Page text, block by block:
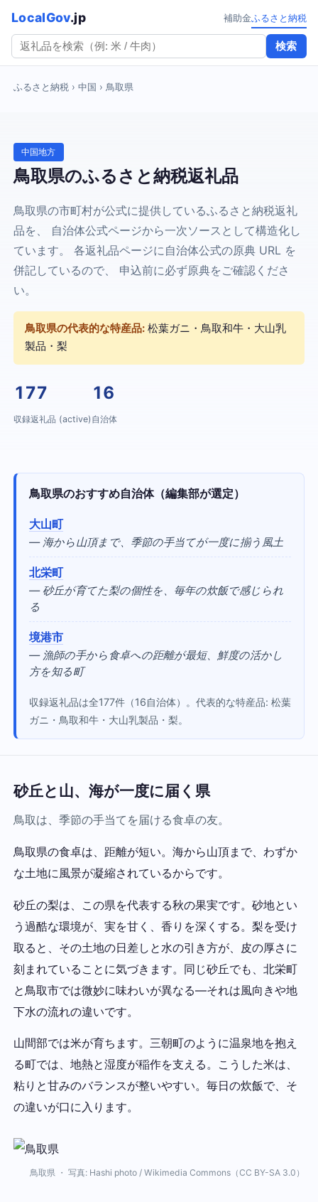
LocalGov.jp
検索
補助金ふるさと納税
ふるさと納税 › 中国 › 鳥取県
中国地方
鳥取県のふるさと納税返礼品
鳥取県の市町村が公式に提供しているふるさと納税返礼
品を、 自治体公式ページから一次ソースとして構造化し
ています。 各返礼品ページに自治体公式の原典 URL を
併記しているので、 申込前に必ず原典をご確認くださ
い。
鳥取県の代表的な特産品: 松葉ガニ・鳥取和牛・大山乳
製品・梨
177
収録返礼品 (active)
16
自治体
鳥取県のおすすめ自治体（編集部が選定）
大山町
— 海から山頂まで、季節の手当てが一度に揃う風土
北栄町
— 砂丘が育てた梨の個性を、毎年の炊飯で感じられ
る
境港市
— 漁師の手から食卓への距離が最短、鮮度の活かし
方を知る町
収録返礼品は全177件（16自治体）。代表的な特産品: 松葉
ガニ・鳥取和牛・大山乳製品・梨。
砂丘と山、海が一度に届く県
鳥取は、季節の手当てを届ける食卓の友。
鳥取県の食卓は、距離が短い。海から山頂まで、わずか
な土地に風景が凝縮されているからです。
砂丘の梨は、この県を代表する秋の果実です。砂地とい
う過酷な環境が、実を甘く、香りを深くする。梨を受け
取ると、その土地の日差しと水の引き方が、皮の厚さに
刻まれていることに気づきます。同じ砂丘でも、北栄町
と鳥取市では微妙に味わいが異なる—それは風向きや地
下水の流れの違いです。
山間部では米が育ちます。三朝町のように温泉地を抱え
る町では、地熱と湿度が稲作を支える。こうした米は、
粘りと甘みのバランスが整いやすい。毎日の炊飯で、そ
の違いが口に入ります。
鳥取県 ・ 写真: Hashi photo / Wikimedia Commons（CC BY-SA 3.0）